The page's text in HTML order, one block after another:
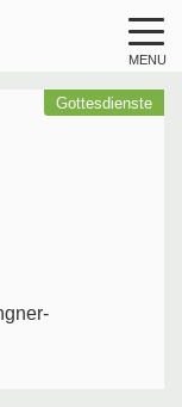
MENU
Gottesdienste